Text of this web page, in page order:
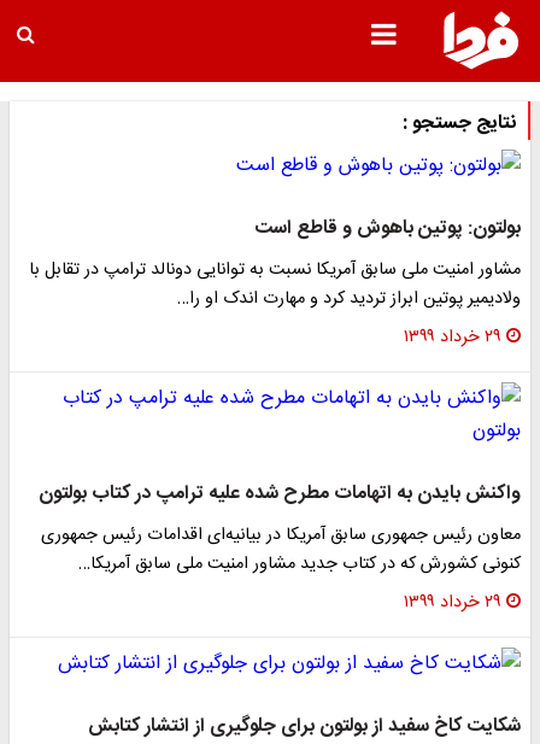
نتایج جستجو :
بولتون: پوتین باهوش و قاطع است
مشاور امنیت ملی سابق آمریکا نسبت به توانایی دونالد ترامپ در تقابل با
ولادیمیر پوتین ابراز تردید کرد و مهارت اندک او را…
۲۹ خرداد ۱۳۹۹
واکنش بایدن به اتهامات مطرح شده علیه ترامپ در کتاب بولتون
معاون رئیس جمهوری سابق آمریکا در بیانیه‌ای اقدامات رئیس جمهوری
کنونی کشورش که در کتاب جدید مشاور امنیت ملی سابق آمریکا…
۲۹ خرداد ۱۳۹۹
شکایت کاخ سفید از بولتون برای جلوگیری از انتشار کتابش